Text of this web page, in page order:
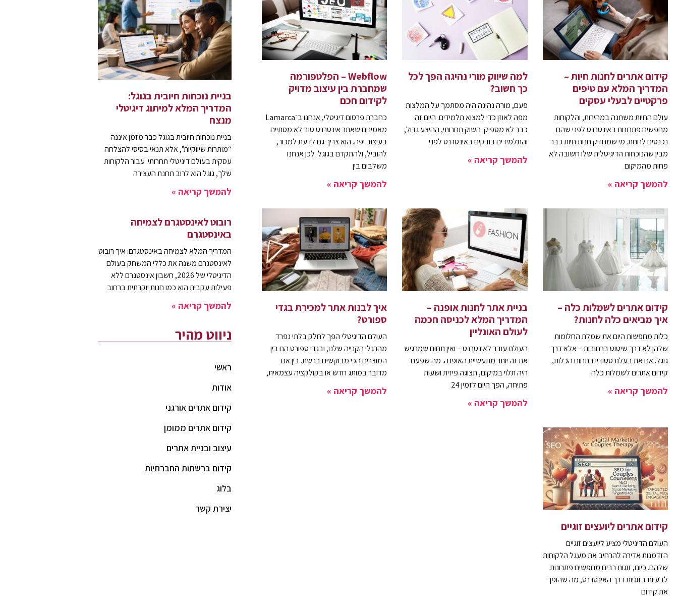
קידום אתרים לחנות חיות –
המדריך המלא עם טיפים
פרקטיים לבעלי עסקים
עולם החיות משתנה במהירות, והלקוחות
מחפשים פתרונות באינטרנט לפני שהם
נכנסים לחנות. מי שמחזיק חנות חיות כבר
מבין שהנוכחות הדיגיטלית שלו חשובה לא
פחות מהמיקום
להמשך קריאה »
למה שיווק מורי נהיגה הפך לכל
כך חשוב?
פעם, מורה נהיגה היה מסתמך על המלצות
מפה לאוזן כדי למצוא תלמידים. היום זה
כבר לא מספיק. השוק תחרותי, ההיצע גדול,
והתלמידים בודקים באינטרנט לפני
להמשך קריאה »
Webflow – הפלטפורמה
שמחברת בין עיצוב מדויק
לקידום חכם
כחברת פרסום דיגיטלי, אנחנו ב־Lamarca
מאמינים שאתר אינטרנט טוב לא מסתיים
בעיצוב יפה. הוא צריך גם לדעת למכור,
להוביל, ולהתקדם בגוגל. לכן אנחנו
משלבים בין
להמשך קריאה »
קידום אתרים לשמלות כלה –
איך מביאים כלה לחנות?
כלות מחפשות היום את שמלת החלומות
שלהן לא דרך שיטוט ברחובות – אלא דרך
גוגל. אם את בעלת סטודיו בתחום הכלות,
קידום אתרים לשמלות כלה
להמשך קריאה »
בניית אתר לחנות אופנה –
המדריך המלא לכניסה חכמה
לעולם האונליין
העולם עובר לאינטרנט – ואין תחום שמרגיש
את זה יותר מתעשיית האופנה. מה שפעם
היה תלוי במיקום, תצוגה פיזית ושעות
פתיחה, הפך היום לזמין 24
להמשך קריאה »
איך לבנות אתר למכירת בגדי
ספורט?
העולם הדיגיטלי הפך לחלק בלתי נפרד
מהרגלי הקנייה שלנו, ובגדי ספורט הם בין
המוצרים הכי מבוקשים ברשת. בין אם
מדובר במותג חדש או בקולקציה עצמאית,
להמשך קריאה »
קידום אתרים ליועצים זוגיים
העולם הדיגיטלי מציע ליועצים זוגיים
הזדמנות אדירה להרחיב את מעגל הלקוחות
שלהם. כיום, זוגות רבים מחפשים פתרונות
לבעיות בזוגיות דרך האינטרנט, מה שהופך
את קידום
בניית נוכחות חיובית בגוגל:
המדריך המלא למיתוג דיגיטלי
מנצח
בניית נוכחות חיובית בגוגל כבר מזמן איננה
“מותרות שיווקיות”, אלא תנאי בסיסי להצלחה
עסקית בעולם דיגיטלי תחרותי. עבור הלקוחות
שלך, גוגל הוא לרוב תחנת העצירה
להמשך קריאה »
רובוט לאינסטגרם לצמיחה
באינסטגרם
המדריך המלא לצמיחה באינסטגרם: איך רובוט
לאינסטגרם משנה את כללי המשחק בעולם
הדיגיטלי של 2026, חשבון אינסטגרם ללא
פעילות עקבית הוא כמו חנות יוקרתית ברחוב
להמשך קריאה »
ניווט מהיר
ראשי
אודות
קידום אתרים אורגני
קידום אתרים ממומן
עיצוב ובניית אתרים
קידום ברשתות החברתיות
בלוג
יצירת קשר